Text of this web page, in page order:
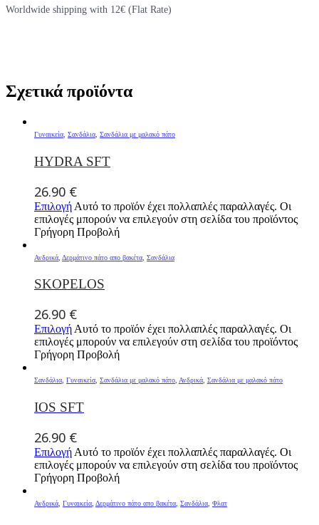
Worldwide shipping with 12€ (Flat Rate)
Σχετικά προϊόντα
Γυναικεία, Σανδάλια, Σανδάλια με μαλακό πάτο
HYDRA SFT
26.90 €
Επιλογή Αυτό το προϊόν έχει πολλαπλές παραλλαγές. Οι
επιλογές μπορούν να επιλεγούν στη σελίδα του προϊόντος
Γρήγορη Προβολή
Ανδρικά Δερμάτινο πάτο απο βακέτα Σανδάλια
SKOPELOS
26.90 €
Επιλογή Αυτό το προϊόν έχει πολλαπλές παραλλαγές. Οι
επιλογές μπορούν να επιλεγούν στη σελίδα του προϊόντος
Γρήγορη Προβολή
Σανδάλια Γυναικεία Σανδάλια με μαλακό πάτο Ανδρικά Σανδάλια με μαλακό πάτο
IOS SFT
26.90 €
Επιλογή Αυτό το προϊόν έχει πολλαπλές παραλλαγές. Οι
επιλογές μπορούν να επιλεγούν στη σελίδα του προϊόντος
Γρήγορη Προβολή
Ανδρικά Γυναικεία Δερμάτινο πάτο απο βακέτα Σανδάλια Φλατ